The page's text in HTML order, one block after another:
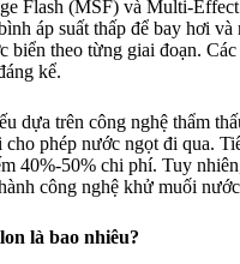
Flash (MSF) và Multi-
áp suất thấp để bay hơi
theo từng giai đoạn.
kể.
dựa trên công nghệ thẩm
phép nước ngọt đi qua.
40%-50% chi phí. Tuy
công nghệ khử muối
là bao nhiêu?